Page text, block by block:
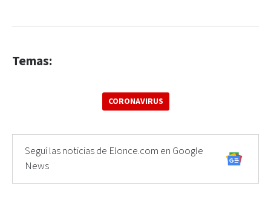
Temas:
CORONAVIRUS
Seguí las noticias de Elonce.com en Google
News